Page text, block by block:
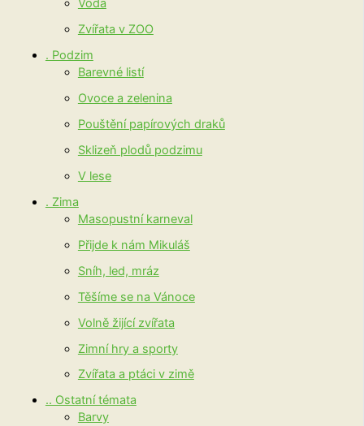
Voda
Zvířata v ZOO
. Podzim
Barevné listí
Ovoce a zelenina
Pouštění papírových draků
Sklizeň plodů podzimu
V lese
. Zima
Masopustní karneval
Přijde k nám Mikuláš
Sníh, led, mráz
Těšíme se na Vánoce
Volně žijící zvířata
Zimní hry a sporty
Zvířata a ptáci v zimě
.. Ostatní témata
Barvy